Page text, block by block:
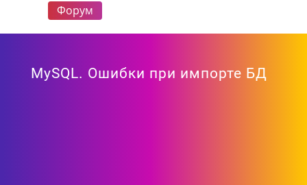
Форум
MySQL. Ошибки при импорте БД